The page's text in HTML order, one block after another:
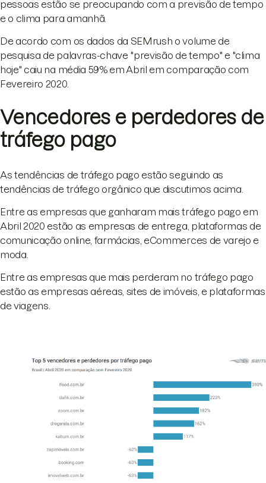
pessoas estão se preocupando com a previsão de tempo
e o clima para amanhã.
De acordo com os dados da SEMrush o volume de
pesquisa de palavras-chave "previsão de tempo" e "clima
hoje" caiu na média 59% em Abril em comparação com
Fevereiro 2020.
Vencedores e perdedores de
tráfego pago
As tendências de tráfego pago estão seguindo as
tendências de tráfego orgânico que discutimos acima.
Entre as empresas que ganharam mais tráfego pago em
Abril 2020 estão as empresas de entrega, plataformas de
comunicação online, farmácias, eCommerces de varejo e
moda.
Entre as empresas que mais perderam no tráfego pago
estão as empresas aéreas, sites de imóveis, e plataformas
de viagens.